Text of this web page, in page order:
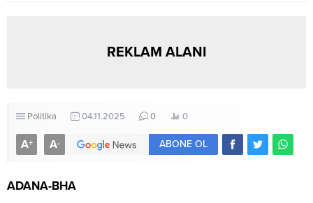
REKLAM ALANI
Politika 04.11.2025 0 0
A+ A- ABONE OL
ADANA-BHA